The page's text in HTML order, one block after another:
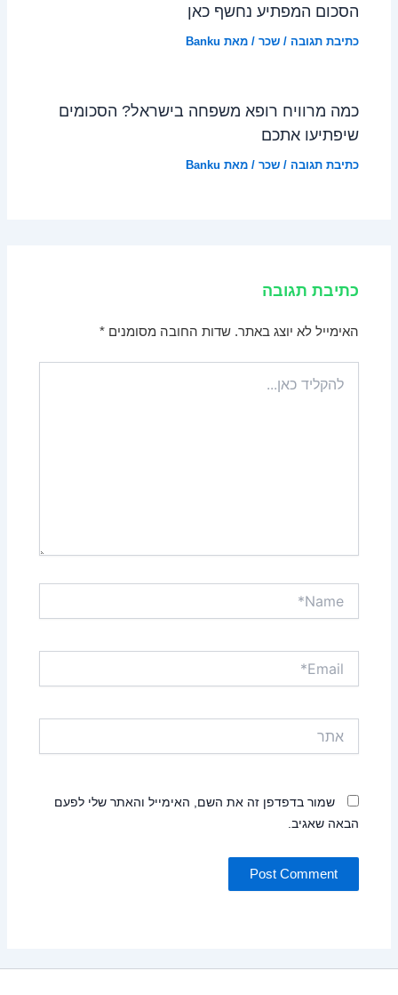
הסכום המפתיע נחשף כאן
כתיבת תגובה /שכר / מאת Banku
כמה מרוויח רופא משפחה בישראל? הסכומים
שיפתיעו אתכם
כתיבת תגובה /שכר / מאת Banku
כתיבת תגובה
האימייל לא יוצג באתר. שדות החובה מסומנים*
כאן...
שמור בדפדפן זה את השם, האימייל והאתר שלי לפעם
הבאה שאגיב.